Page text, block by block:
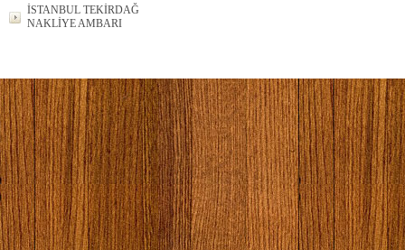
İSTANBUL TEKİRDAĞ
NAKLİYE AMBARI